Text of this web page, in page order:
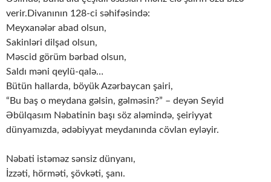
verir.Divanının 128-ci səhifəsində:
Meyxanələr abad olsun,
Sakinləri dilşad olsun,
Məscid görüm bərbad olsun,
Saldı məni qeylü-qalə…
Bütün hallarda, böyük Azərbaycan şairi,
“Bu baş o meydana gəlsin, gəlməsin?” – deyən Seyid
Əbülqasım Nəbatinin başı söz aləmində, şeiriyyat
dünyamızda, ədəbiyyat meydanında cövlan eyləyir.
Nəbati istəməz sənsiz dünyanı,
İzzəti, hörməti, şövkəti, şanı.